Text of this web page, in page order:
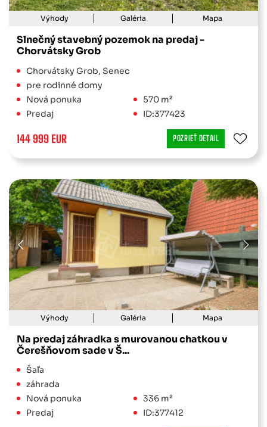
Výhody Galéria Mapa
Slnečný stavebný pozemok na predaj -
Chorvátsky Grob
Chorvátsky Grob, Senec
pre rodinné domy
Nová ponuka
570 m²
Predaj
ID:377423
144 999 EUR POZRIEŤ DETAIL
Výhody Galéria Mapa
Na predaj záhradka s murovanou chatkou v
Čerešňovom sade v Š...
Šaľa
záhrada
Nová ponuka
336 m²
Predaj
ID:377412